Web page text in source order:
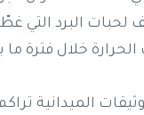
البرد التي
خلال فترة ما
الميدانية